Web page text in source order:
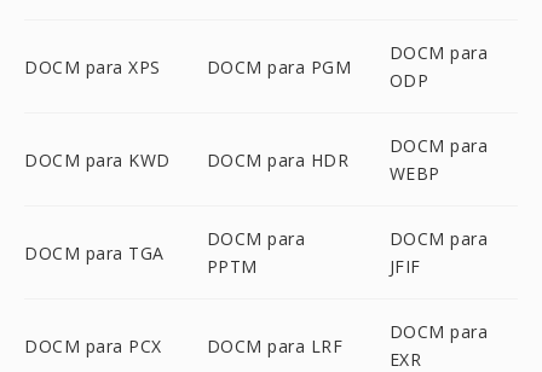
DOCM para XPS DOCM para PGM
DOCM para
ODP
DOCM para KWD DOCM para HDR
DOCM para
WEBP
DOCM para TGA
DOCM para
PPTM
DOCM para
JFIF
DOCM para PCX DOCM para LRF
DOCM para
EXR